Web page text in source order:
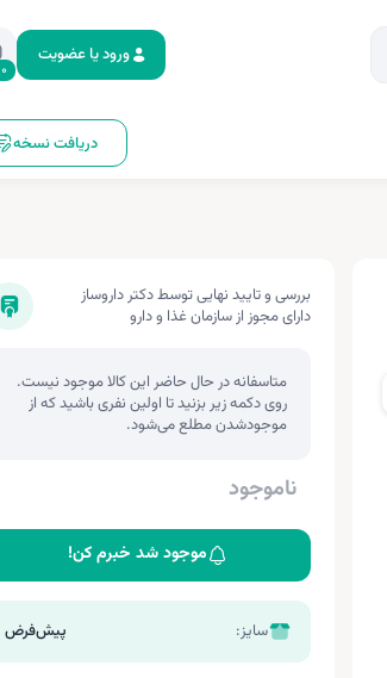
ورود یا عضویت
0
دریافت نسخه
بررسی و تایید نهایی توسط دکتر داروساز
دارای مجوز از سازمان غذا و دارو
متاسفانه در حال حاضر این کالا موجود نیست.
روی دکمه زیر بزنید تا اولین نفری باشید که از
موجودشدن مطلع می‌شود.
ناموجود
موجود شد خبرم کن!
سایز: پیش‌فرض